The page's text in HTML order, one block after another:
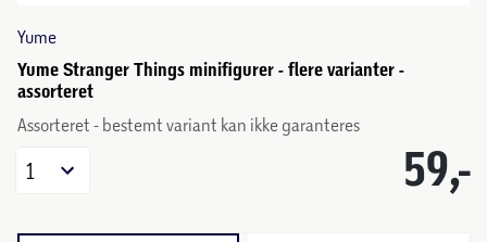
Yume
Yume Stranger Things minifigurer - flere varianter -
assorteret
Assorteret - bestemt variant kan ikke garanteres
59,-
1